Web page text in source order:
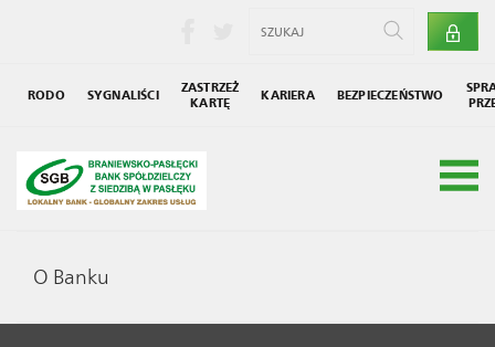
RODO SYGNALIŚCI
ZASTRZEŻ
KARTĘ
KARIERA BEZPIECZEŃSTWO
O Banku